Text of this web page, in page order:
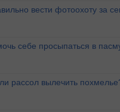
вести фотоохоту за
себе просыпаться в
рассол вылечить